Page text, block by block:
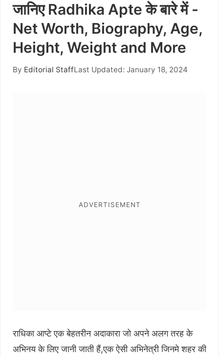
जानिए Radhika Apte के बारे में -
Net Worth, Biography, Age,
Height, Weight and More
By Editorial StaffLast Updated: January 18, 2024
राधिका आप्टे एक बेहतरीन अदाकारा जो अपने अलग तरह के
अभिनय के लिए जानी जाती हैं,एक ऐसी अभिनेत्री जिनमे शहर की